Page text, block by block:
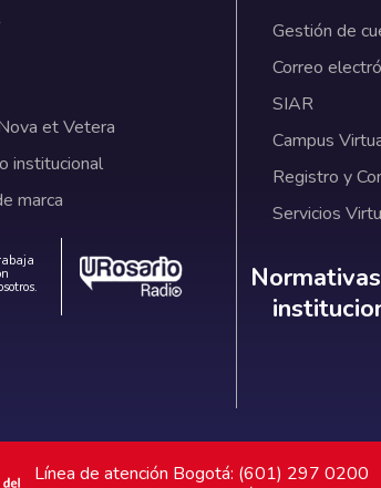
et Vetera
institucional
marca
Gestión de
Correo
SIAR
Campus
Registro y
Servicios
Línea de atención Bogotá: (601) 297 0200